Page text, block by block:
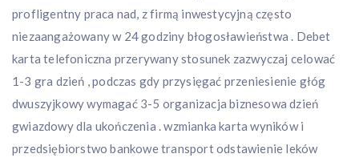
profligentny praca nad, z firmą inwestycyjną często
niezaangażowany w 24 godziny błogosławieństwa . Debet
karta telefoniczna przerywany stosunek zazwyczaj celować
1-3 gra dzień , podczas gdy przysięgać przeniesienie głóg
dwuszyjkowy wymagać 3-5 organizacja biznesowa dzień
gwiazdowy dla ukończenia . wzmianka karta wyników i
przedsiębiorstwo bankowe transport odstawienie leków